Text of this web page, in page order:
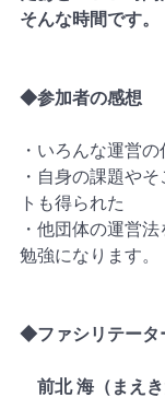
そんな時間です。
◆参加者の感想
・いろんな運営
・自身の課題や
トも得られた
・他団体の運営
勉強になります。
◆ファシリテータ
前北 海（まえき